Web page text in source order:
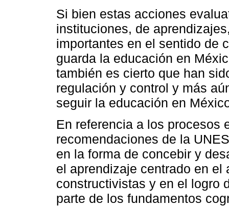
Si bien estas acciones
instituciones, de
importantes en el sentido de
guarda la educación en
también es cierto que han
regulación y control y más
seguir la educación en
En referencia a los procesos
recomendaciones de la
en la forma de concebir y
el aprendizaje centrado en
constructivistas y en el logro
parte de los fundamentos